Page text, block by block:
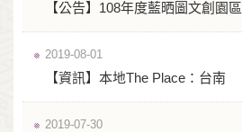
【公告】108年度藍晒圖文創園
2019-08-01
【資訊】本地The Place：台南
2019-07-30